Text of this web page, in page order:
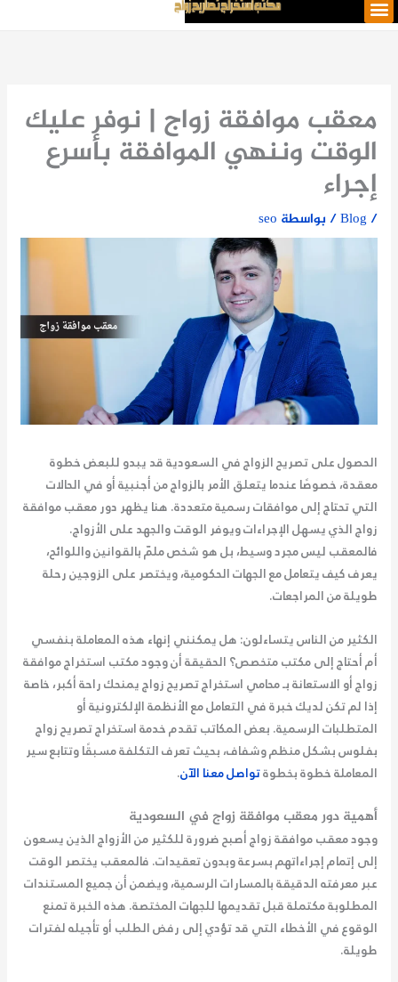
تخطي
e
معقب موافقة زواج | نوفر عليك
الوقت وننهي الموافقة بأسرع
إجراء
/
Blog/ بواسطة seo
الحصول على تصريح الزواج في السعودية قد يبدو للبعض خطوة
معقدة، خصوصًا عندما يتعلق الأمر بالزواج من أجنبية أو في الحالات
التي تحتاج إلى موافقات رسمية متعددة. هنا يظهر دورمعقب موافقة
زواجالذي يسهل الإجراءات ويوفر الوقت والجهد على الأزواج.
فالمعقب ليس مجرد وسيط، بل هو شخص ملمّ بالقوانين واللوائح،
يعرف كيف يتعامل مع الجهات الحكومية، ويختصر على الزوجين رحلة
طويلة من المراجعات.
الكثير من الناس يتساءلون: هل يمكنني إنهاء هذه المعاملة بنفسي
أم أحتاج إلى مكتب متخصص؟ الحقيقة أن وجود مكتب استخراج موافقة
زواج أو الاستعانة بـ محامي استخراج تصريح زواج يمنحك راحة أكبر، خاصة
إذا لم تكن لديك خبرة في التعامل مع الأنظمة الإلكترونية أو
المتطلبات الرسمية. بعض المكاتب تقدم خدمة استخراج تصريح زواج
بفلوس بشكل منظم وشفاف، بحيث تعرف التكلفة مسبقًا وتتابع سير
المعاملة خطوة بخطوةتواصل معنا الآن.
أهمية دور معقب موافقة زواج في السعودية
وجودمعقب موافقة زواجأصبح ضرورة للكثير من الأزواج الذين يسعون
إلى إتمام إجراءاتهم بسرعة وبدون تعقيدات. فالمعقب يختصر الوقت
عبر معرفته الدقيقة بالمسارات الرسمية، ويضمن أن جميع المستندات
المطلوبة مكتملة قبل تقديمها للجهات المختصة. هذه الخبرة تمنع
الوقوع في الأخطاء التي قد تؤدي إلى رفض الطلب أو تأجيله لفترات
طويلة.